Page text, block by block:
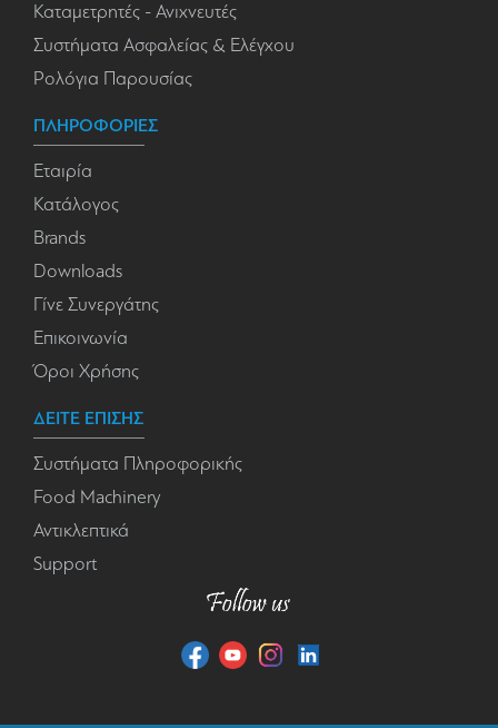
Καταμετρητές - Ανιχνευτές
Συστήματα Ασφαλείας & Ελέγχου
Ρολόγια Παρουσίας
ΠΛΗΡΟΦΟΡΙΕΣ
Εταιρία
Κατάλογος
Brands
Downloads
Γίνε Συνεργάτης
Επικοινωνία
Όροι Χρήσης
ΔΕΙΤΕ ΕΠΙΣΗΣ
Συστήματα Πληροφορικής
Food Machinery
Αντικλεπτικά
Support